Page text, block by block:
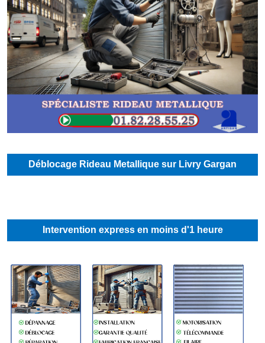
Déblocage Rideau Metallique sur Livry Gargan
Intervention express en moins d'1 heure